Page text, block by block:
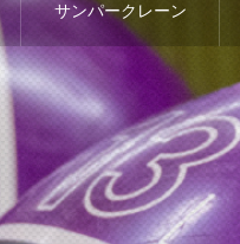
サンパークレーン